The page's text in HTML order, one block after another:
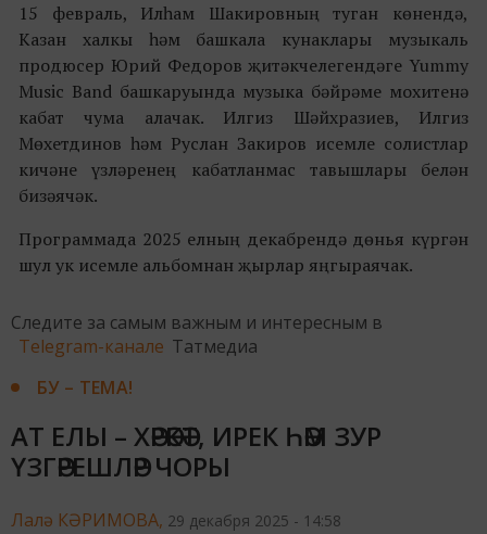
15 февраль, Илһам Шакировның туган көнендә,
Казан халкы һәм башкала кунаклары музыкаль
продюсер Юрий Федоров җитәкчелегендәге Yummy
Music Band башкаруында музыка бәйрәме мохитенә
кабат чума алачак. Илгиз Шәйхразиев, Илгиз
Мөхетдинов һәм Руслан Закиров исемле солистлар
кичәне үзләренең кабатланмас тавышлары белән
бизәячәк.
Программада 2025 елның декабрендә дөнья күргән
шул ук исемле альбомнан җырлар яңгыраячак.
Следите за самым важным и интересным в
Telegram-канале Татмедиа
БУ – ТЕМА!
АТ ЕЛЫ – ХӘРӘКӘТ, ИРЕК ҺӘМ ЗУР
ҮЗГӘРЕШЛӘР ЧОРЫ
Лалә КӘРИМОВА, 29 декабря 2025 - 14:58